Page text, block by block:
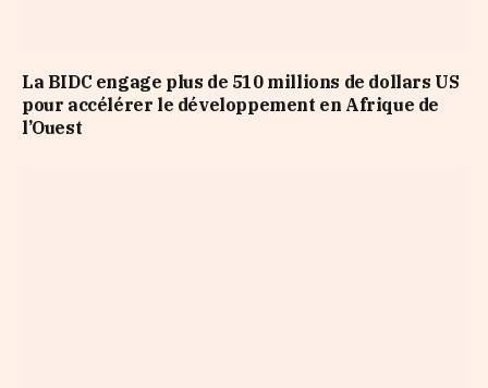
La BIDC engage plus de 510 millions de dollars US
pour accélérer le développement en Afrique de
l’Ouest